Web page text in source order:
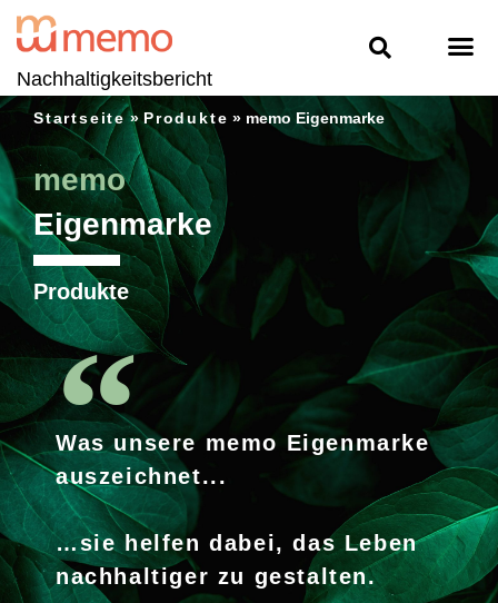
Nachhaltigkeitsbericht
Startseite»Produkte » memo Eigenmarke
memo
Eigenmarke
Produkte
Was unsere memo Eigenmarke
auszeichnet...​
…sie helfen dabei, das Leben
nachhaltiger zu gestalten.